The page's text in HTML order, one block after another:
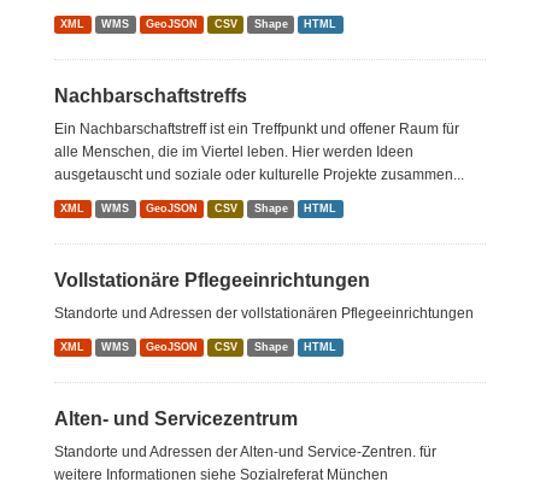
XML WMS GeoJSON CSV Shape HTML
Nachbarschaftstreffs
Ein Nachbarschaftstreff ist ein Treffpunkt und offener Raum für
alle Menschen, die im Viertel leben. Hier werden Ideen
ausgetauscht und soziale oder kulturelle Projekte zusammen...
XML WMS GeoJSON CSV Shape HTML
Vollstationäre Pflegeeinrichtungen
Standorte und Adressen der vollstationären Pflegeeinrichtungen
XML WMS GeoJSON CSV Shape HTML
Alten- und Servicezentrum
Standorte und Adressen der Alten-und Service-Zentren. für
weitere Informationen siehe Sozialreferat München